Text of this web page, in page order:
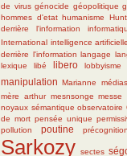
de virus génocide géopolitique
hommes d'etat humanisme
derrière l'information
International intelligence artificielle
derrière l'information langage
lexique libé libero lobbyisme
manipulation Marianne médias
mère arthur mesnsonge messe
noyaux sémantique observatoire
de mort pensée unique
pollution poutine précognition
Sarkozy sectes